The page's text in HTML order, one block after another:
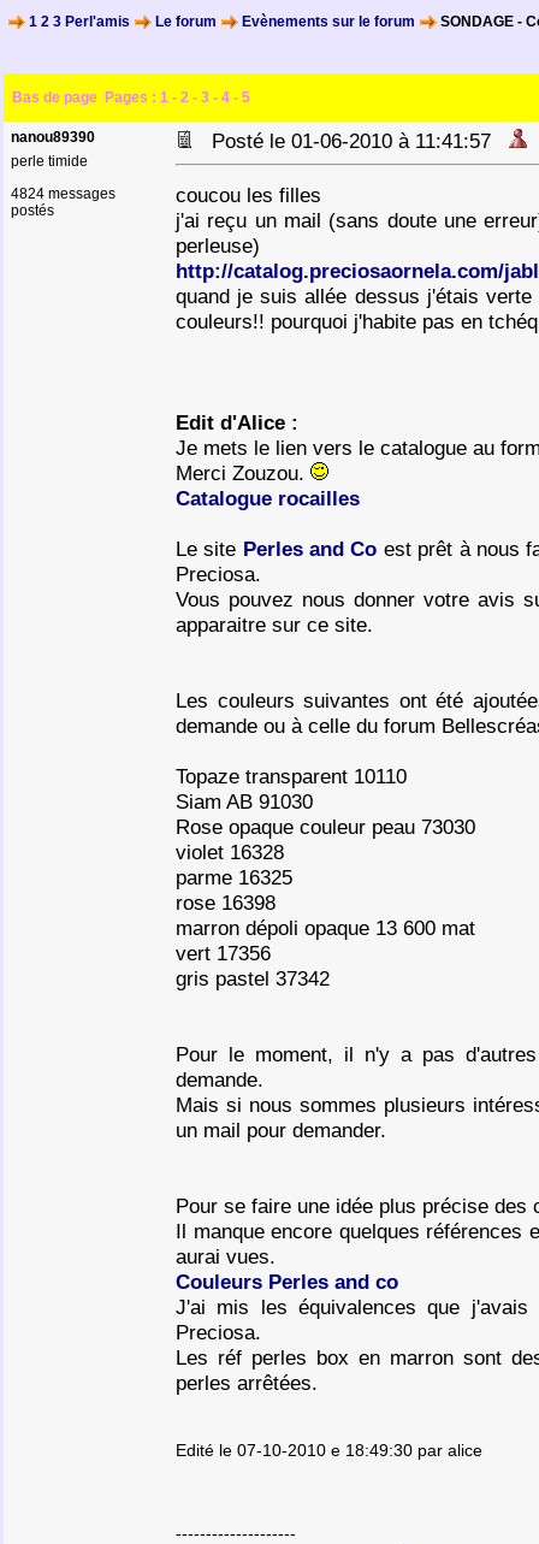
1 2 3 Perl'amis Le forum Evènements sur le forum SONDAGE -
Bas de page Pages : 1 - 2 - 3 - 4 - 5
nanou89390
perle timide
4824 messages
postés
Posté le 01-06-2010 à 11:41:57
coucou les filles
j'ai reçu un mail (sans doute une
perleuse)
http://catalog.preciosaornela.com/
quand je suis allée dessus j'étais verte
couleurs!! pourquoi j'habite pas en
Edit d'Alice :
Je mets le lien vers le catalogue au
Merci Zouzou.
Catalogue rocailles
Le site Perles and Co est prêt à nous
Preciosa.
Vous pouvez nous donner votre avis
apparaitre sur ce site.
Les couleurs suivantes ont été
demande ou à celle du forum
Topaze transparent 10110
Siam AB 91030
Rose opaque couleur peau 73030
violet 16328
parme 16325
rose 16398
marron dépoli opaque 13 600 mat
vert 17356
gris pastel 37342
Pour le moment, il n'y a pas
demande.
Mais si nous sommes plusieurs
un mail pour demander.
Pour se faire une idée plus précise des
Il manque encore quelques références
aurai vues.
Couleurs Perles and co
J'ai mis les équivalences que
Preciosa.
Les réf perles box en marron sont
perles arrêtées.
Edité le 07-10-2010 e 18:49:30 par alice
--------------------